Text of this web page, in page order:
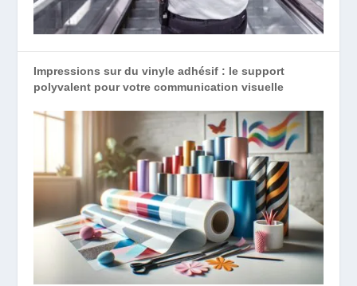
Impressions sur du vinyle adhésif : le support
polyvalent pour votre communication visuelle